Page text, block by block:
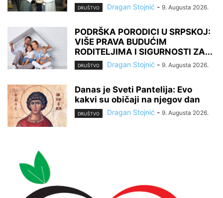
DRUŠTVO Dragan Stojnić - 9. Augusta 2026.
PODRŠKA PORODICI U SRPSKOJ:
VIŠE PRAVA BUDUĆIM
RODITELJIMA I SIGURNOSTI ZA...
DRUŠTVO Dragan Stojnić - 9. Augusta 2026.
Danas je Sveti Pantelija: Evo
kakvi su običaji na njegov dan
DRUŠTVO Dragan Stojnić - 9. Augusta 2026.